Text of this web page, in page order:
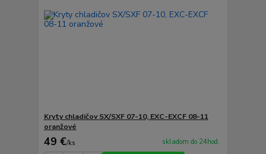
Kryty chladičov SX/SXF 07-10, EXC-EXCF 08-11
oranžové
49 €/ks skladom do 24hod.